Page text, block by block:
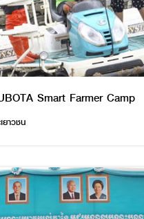
Smart Farmer Camp
ยาวชน